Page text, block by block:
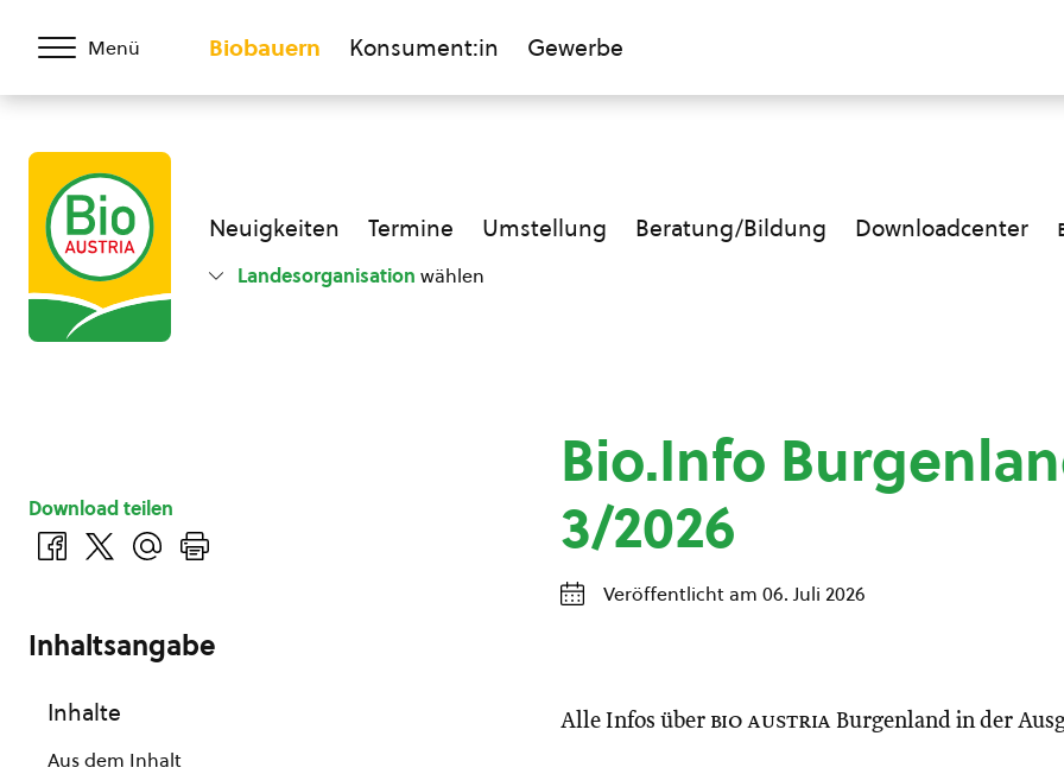
Menü Biobauern Konsument:in Gewerbe
Neuigkeiten Termine Umstellung Beratung/Bildung Downloadcenter
Landesorganisation wählen
Bio.Info
3/2026
Veröffentlicht am 06. Juli 2026
Alle Infos über bio austria Burgenland in der
Download teilen
Inhaltsangabe
Inhalte
Aus dem Inhalt